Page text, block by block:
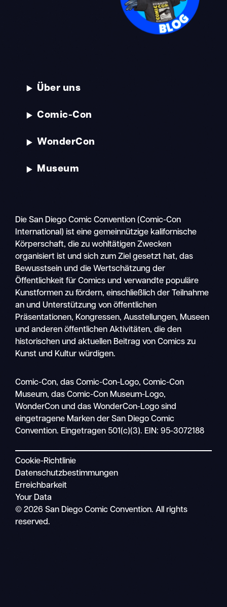
Mobile
Über uns
Comic-Con
WonderCon
Museum
Die San Diego Comic Convention (Comic-Con
International) ist eine gemeinnützige kalifornische
Körperschaft, die zu wohltätigen Zwecken
organisiert ist und sich zum Ziel gesetzt hat, das
Bewusstsein und die Wertschätzung der
Öffentlichkeit für Comics und verwandte populäre
Kunstformen zu fördern, einschließlich der Teilnahme
an und Unterstützung von öffentlichen
Präsentationen, Kongressen, Ausstellungen, Museen
und anderen öffentlichen Aktivitäten, die den
historischen und aktuellen Beitrag von Comics zu
Kunst und Kultur würdigen.
Comic-Con, das Comic-Con-Logo, Comic-Con
Museum, das Comic-Con Museum-Logo,
WonderCon und das WonderCon-Logo sind
eingetragene Marken der San Diego Comic
Convention. Eingetragen 501(c)(3). EIN: 95-3072188
Cookie-Richtlinie
Datenschutzbestimmungen
Erreichbarkeit
Your Data
© 2026 San Diego Comic Convention. All rights
reserved.